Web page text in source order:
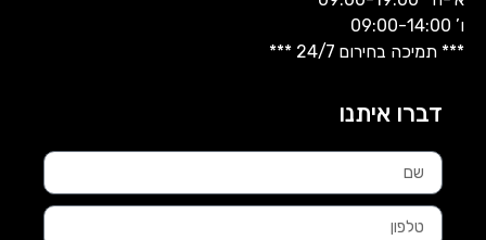
ו’ 09:00-14:00
*** תמיכה בחירום 24/7 ***
דברו איתנו